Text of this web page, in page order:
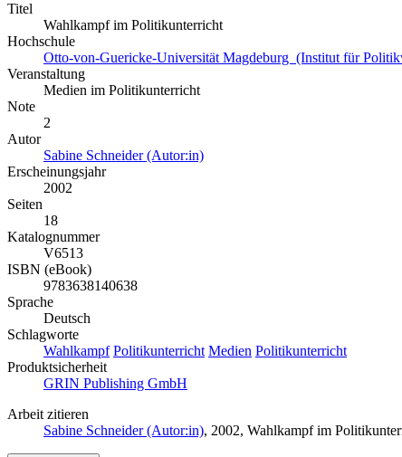
Titel
Wahlkampf im Politikunterricht
Hochschule
Otto-von-Guericke-Universität Magdeburg (Institut für
Veranstaltung
Medien im Politikunterricht
Note
2
Autor
Sabine Schneider (Autor:in)
Erscheinungsjahr
2002
Seiten
18
Katalognummer
V6513
ISBN (eBook)
9783638140638
Sprache
Deutsch
Schlagworte
Wahlkampf Politikunterricht Medien Politikunterricht
Produktsicherheit
GRIN Publishing GmbH
Arbeit zitieren
Sabine Schneider (Autor:in), 2002, Wahlkampf im